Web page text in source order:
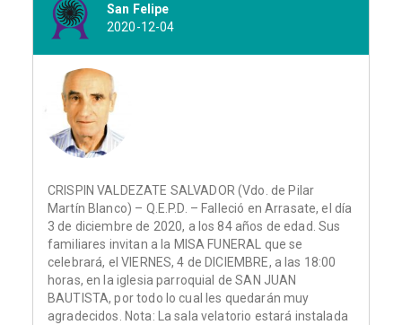
San Felipe
2020-12-04
CRISPIN VALDEZATE SALVADOR (Vdo. de Pilar
Martín Blanco) – Q.E.P.D. – Falleció en Arrasate, el día
3 de diciembre de 2020, a los 84 años de edad. Sus
familiares invitan a la MISA FUNERAL que se
celebrará, el VIERNES, 4 de DICIEMBRE, a las 18:00
horas, en la iglesia parroquial de SAN JUAN
BAUTISTA, por todo lo cual les quedarán muy
agradecidos. Nota: La sala velatorio estará instalada